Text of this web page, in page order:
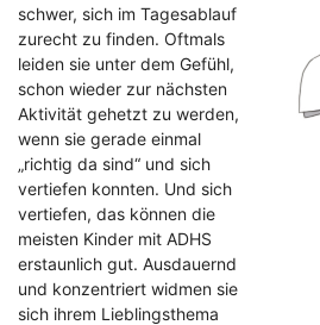
schwer, sich im Tagesablauf
zurecht zu finden. Oftmals
leiden sie unter dem Gefühl,
schon wieder zur nächsten
Aktivität gehetzt zu werden,
wenn sie gerade einmal
„richtig da sind“ und sich
vertiefen konnten. Und sich
vertiefen, das können die
meisten Kinder mit ADHS
erstaunlich gut. Ausdauernd
und konzentriert widmen sie
sich ihrem Lieblingsthema